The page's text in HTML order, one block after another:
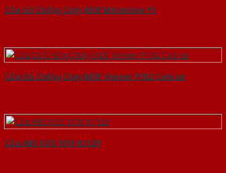
Cửa Gỗ Chống Cháy MDF Melamine P1
Cửa Gỗ Chống Cháy MDF Veneer P1R2 Cam xe
Cửa ABS KOS 101F K1129